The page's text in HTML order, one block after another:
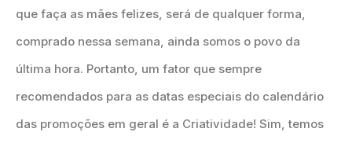
que faça as mães felizes, será de qualquer forma,
comprado nessa semana, ainda somos o povo da
última hora. Portanto, um fator que sempre
recomendados para as datas especiais do calendário
das promoções em geral é a Criatividade! Sim, temos